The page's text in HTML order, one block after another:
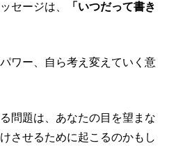
セージは、
「いつだって書き
ワー、自ら考え変えていく意
問題は、あなたの目を望まな
させるために起こるのかもし